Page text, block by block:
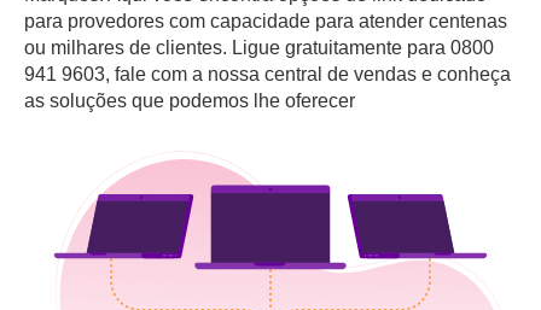
para provedores com capacidade para atender centenas
ou milhares de clientes. Ligue gratuitamente para 0800
941 9603, fale com a nossa central de vendas e conheça
as soluções que podemos lhe oferecer